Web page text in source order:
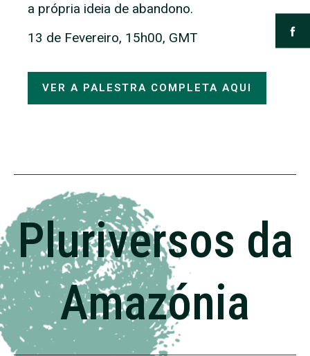
a própria ideia de abandono.
13 de Fevereiro, 15h00, GMT
VER A PALESTRA COMPLETA AQUI
Pluriversos da
Amazónia